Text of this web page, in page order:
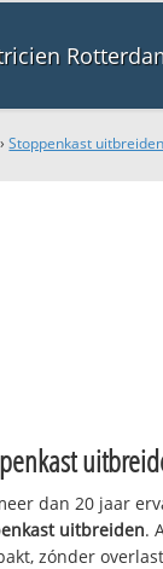
›Stoppenkast
dan 20 jaar
uitbreiden.
zónder